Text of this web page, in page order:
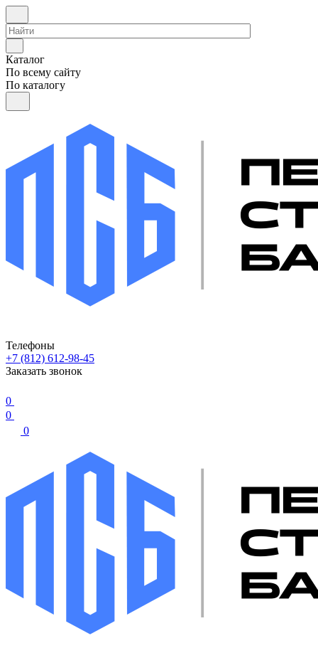
Каталог
По всему сайту
По каталогу
Телефоны
+7 (812) 612-98-45
Заказать звонок
0
0
0